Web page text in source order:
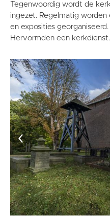
Tegenwoordig wordt de
ingezet. Regelmatig
en exposities
Hervormden een kerkdienst.
‹